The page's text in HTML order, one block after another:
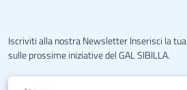
Iscriviti alla nostra Newsletter Inserisci la
sulle prossime iniziative del GAL SIBILLA.